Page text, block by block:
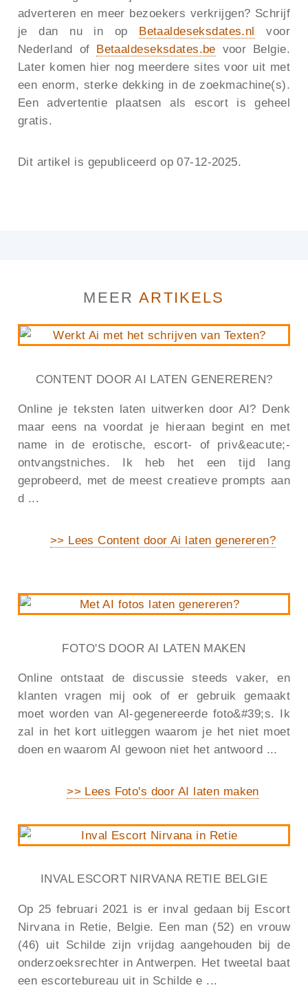
adverteren en meer bezoekers verkrijgen? Schrijf
je dan nu in op Betaaldeseksdates.nl voor
Nederland of Betaaldeseksdates.be voor Belgie.
Later komen hier nog meerdere sites voor uit met
een enorm, sterke dekking in de zoekmachine(s).
Een advertentie plaatsen als escort is geheel
gratis.
Dit artikel is gepubliceerd op 07-12-2025.
MEERARTIKELS
CONTENT DOOR AI LATEN GENEREREN?
Online je teksten laten uitwerken door AI? Denk
maar eens na voordat je hieraan begint en met
name in de erotische, escort- of priv&eacute;-
ontvangstniches. Ik heb het een tijd lang
geprobeerd, met de meest creatieve prompts aan
d ...
>> Lees Content door Ai laten genereren?
FOTO'S DOOR AI LATEN MAKEN
Online ontstaat de discussie steeds vaker, en
klanten vragen mij ook of er gebruik gemaakt
moet worden van AI-gegenereerde foto&#39;s. Ik
zal in het kort uitleggen waarom je het niet moet
doen en waarom AI gewoon niet het antwoord ...
>> Lees Foto's door AI laten maken
INVAL ESCORT NIRVANA RETIE BELGIE
Op 25 februari 2021 is er inval gedaan bij Escort
Nirvana in Retie, Belgie. Een man (52) en vrouw
(46) uit Schilde zijn vrijdag aangehouden bij de
onderzoeksrechter in Antwerpen. Het tweetal baat
een escortebureau uit in Schilde e ...